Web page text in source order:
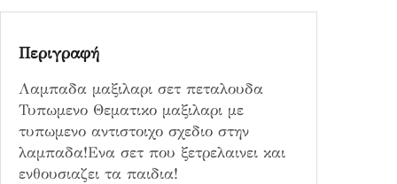
ε
Περιγραφή
Λαμπαδα μαξιλαρι σετ πεταλουδα
Τυπωμενο Θεματικο μαξιλαρι με
τυπωμενο αντιστοιχο σχεδιο στην
λαμπαδα!Ενα σετ που ξετρελαινει και
ενθουσιαζει τα παιδια!